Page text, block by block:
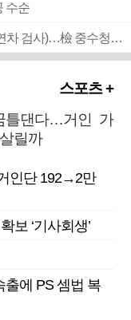
수순
■ 검사 신분 버리고 직급하향(10년 이하 저연차 검사)…檢 중수청행 기피
스포츠 +
틀댄다…거인 가
릴까
인단 192→2만
보 ‘기사회생’
에 PS 셈법 복